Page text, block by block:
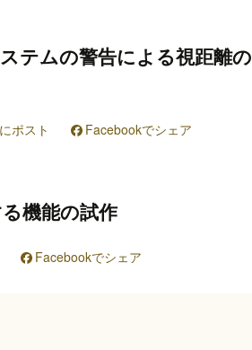
テムの警告による視距離の
ポスト Facebookでシェア
機能の試作
Facebookでシェア